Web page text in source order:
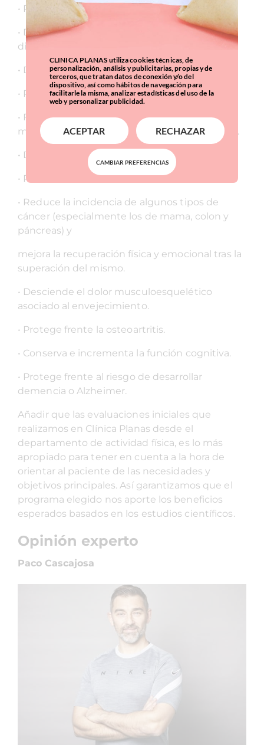
• Reduce el riesgo de síndrome metabólico.
• Desciende la incidencia de obesidad y
diabetes tipo II.
• Disminuye la pérdida mineral ósea.
• Previene el riesgo de fracturas.
• Favorece el fortalecimiento muscular
mejorando la funcionalidad física del individuo.
• Disminuye el riego de caídas.
• Refuerza el sistema inmune.
• Reduce la incidencia de algunos tipos de
cáncer (especialmente los de mama, colon y
páncreas) y
mejora la recuperación física y emocional tras la
superación del mismo.
• Desciende el dolor musculoesquelético
asociado al envejecimiento.
• Protege frente la osteoartritis.
• Conserva e incrementa la función cognitiva.
• Protege frente al riesgo de desarrollar
demencia o Alzheimer.
Añadir que las evaluaciones iniciales que
realizamos en Clínica Planas desde el
departamento de actividad física, es lo más
apropiado para tener en cuenta a la hora de
orientar al paciente de las necesidades y
objetivos principales. Así garantizamos que el
programa elegido nos aporte los beneficios
esperados basados en los estudios científicos.
Opinión experto
Paco Cascajosa
CLINICA PLANAS utiliza cookies técnicas, de
personalización, análisis y publicitarias, propias y de
terceros, que tratan datos de conexión y/o del
dispositivo, así como hábitos de navegación para
facilitarle la misma, analizar estadísticas del uso de la
web y personalizar publicidad.
ACEPTAR RECHAZAR
CAMBIAR PREFERENCIAS